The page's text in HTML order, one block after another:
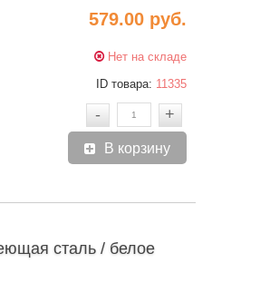
579.00 руб.
Нет на складе
ID товара: 11335
- +
В корзину
сталь / белое